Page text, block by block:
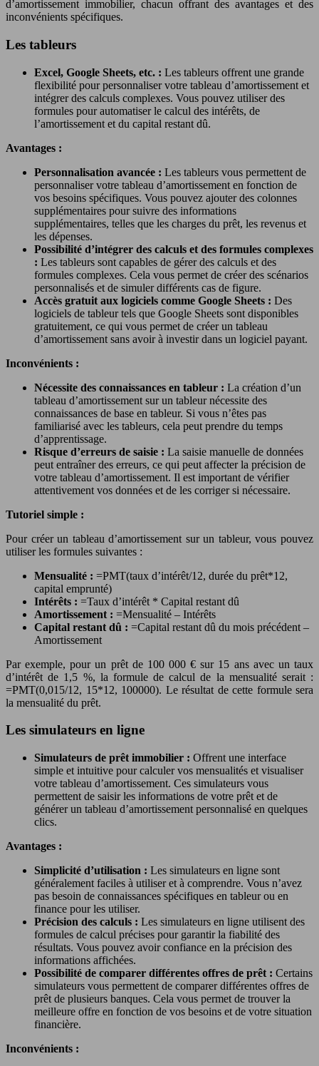
d’amortissement immobilier, chacun offrant des avantages et des
inconvénients spécifiques.
Les tableurs
Excel, Google Sheets, etc. : Les tableurs offrent une grande
flexibilité pour personnaliser votre tableau d’amortissement et
intégrer des calculs complexes. Vous pouvez utiliser des
formules pour automatiser le calcul des intérêts, de
l’amortissement et du capital restant dû.
Avantages :
Personnalisation avancée : Les tableurs vous permettent de
personnaliser votre tableau d’amortissement en fonction de
vos besoins spécifiques. Vous pouvez ajouter des colonnes
supplémentaires pour suivre des informations
supplémentaires, telles que les charges du prêt, les revenus et
les dépenses.
Possibilité d’intégrer des calculs et des formules complexes
: Les tableurs sont capables de gérer des calculs et des
formules complexes. Cela vous permet de créer des scénarios
personnalisés et de simuler différents cas de figure.
Accès gratuit aux logiciels comme Google Sheets : Des
logiciels de tableur tels que Google Sheets sont disponibles
gratuitement, ce qui vous permet de créer un tableau
d’amortissement sans avoir à investir dans un logiciel payant.
Inconvénients :
Nécessite des connaissances en tableur : La création d’un
tableau d’amortissement sur un tableur nécessite des
connaissances de base en tableur. Si vous n’êtes pas
familiarisé avec les tableurs, cela peut prendre du temps
d’apprentissage.
Risque d’erreurs de saisie : La saisie manuelle de données
peut entraîner des erreurs, ce qui peut affecter la précision de
votre tableau d’amortissement. Il est important de vérifier
attentivement vos données et de les corriger si nécessaire.
Tutoriel simple :
Pour créer un tableau d’amortissement sur un tableur, vous pouvez
utiliser les formules suivantes :
Mensualité : =PMT(taux d’intérêt/12, durée du prêt*12,
capital emprunté)
Intérêts : =Taux d’intérêt * Capital restant dû
Amortissement : =Mensualité – Intérêts
Capital restant dû : =Capital restant dû du mois précédent –
Amortissement
Par exemple, pour un prêt de 100 000 € sur 15 ans avec un taux
d’intérêt de 1,5 %, la formule de calcul de la mensualité serait :
=PMT(0,015/12, 15*12, 100000). Le résultat de cette formule sera
la mensualité du prêt.
Les simulateurs en ligne
Simulateurs de prêt immobilier : Offrent une interface
simple et intuitive pour calculer vos mensualités et visualiser
votre tableau d’amortissement. Ces simulateurs vous
permettent de saisir les informations de votre prêt et de
générer un tableau d’amortissement personnalisé en quelques
clics.
Avantages :
Simplicité d’utilisation : Les simulateurs en ligne sont
généralement faciles à utiliser et à comprendre. Vous n’avez
pas besoin de connaissances spécifiques en tableur ou en
finance pour les utiliser.
Précision des calculs : Les simulateurs en ligne utilisent des
formules de calcul précises pour garantir la fiabilité des
résultats. Vous pouvez avoir confiance en la précision des
informations affichées.
Possibilité de comparer différentes offres de prêt : Certains
simulateurs vous permettent de comparer différentes offres de
prêt de plusieurs banques. Cela vous permet de trouver la
meilleure offre en fonction de vos besoins et de votre situation
financière.
Inconvénients :